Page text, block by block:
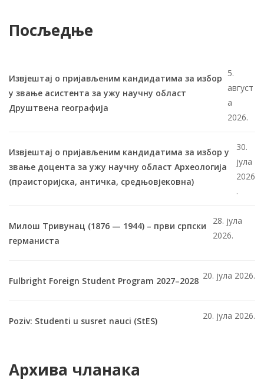
Посљедње
Извјештај о пријављеним кандидатима за избор
у звање асистента за ужу научну област
Друштвена географија
5.
август
а
2026.
Извјештај о пријављеним кандидатима за избор у
звање доцента за ужу научну област Археологија
(праисторијска, античка, средњовјековна)
30.
јула
2026
.
Милош Тривунац (1876 — 1944) – први српски
германиста
28. јула
2026.
Fulbright Foreign Student Program 2027–2028 20. јула 2026.
Poziv: Studenti u susret nauci (StES) 20. јула 2026.
Архива чланака